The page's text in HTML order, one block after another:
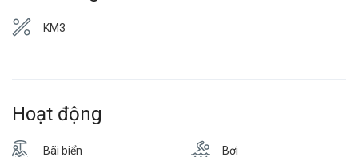
KM3
Hoạt động
Bãi biển Bơi